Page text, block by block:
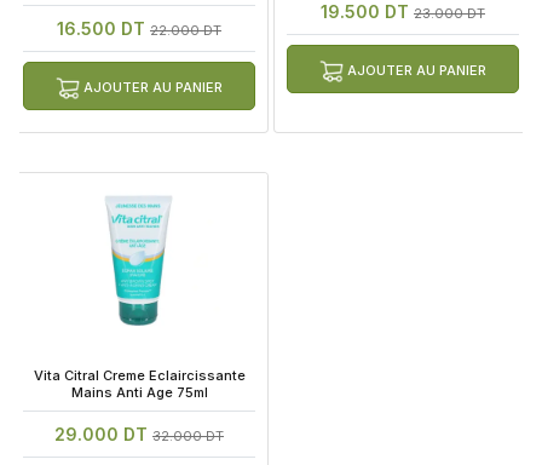
16.500 DT 22.000 DT
AJOUTER AU PANIER
19.500 DT 23.000 DT
AJOUTER AU PANIER
Vita Citral Creme Eclaircissante
Mains Anti Age 75ml
29.000 DT 32.000 DT